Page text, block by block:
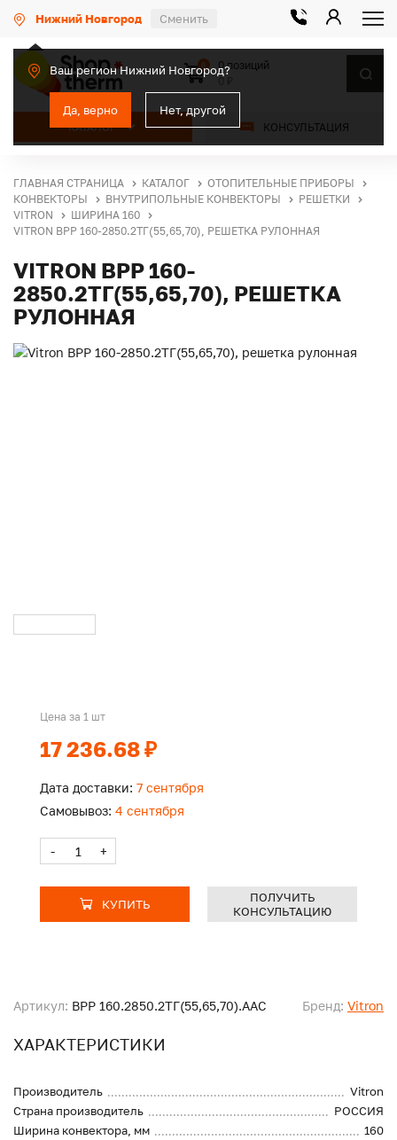
Нижний Новгород Сменить
Ваш регион Нижний Новгород?
Да, верно Нет, другой
КАТАЛОГ КОНСУЛЬТАЦИЯ
0
0 позиций
ГЛАВНАЯ СТРАНИЦА КАТАЛОГ
ОТОПИТЕЛЬНЫЕ ПРИБОРЫ
КОНВЕКТОРЫ
ВНУТРИПОЛЬНЫЕ КОНВЕКТОРЫ
РЕШЕТКИ
VITRON
ШИРИНА 160
VITRON ВРР 160-2850.2ТГ(55,65,70), РЕШЕТКА РУЛОННАЯ
VITRON ВРР 160-
2850.2ТГ(55,65,70), РЕШЕТКА
РУЛОННАЯ
Артикул: ВРР 160.2850.2ТГ(55,65,70).ААС Бренд: Vitron
ХАРАКТЕРИСТИКИ
Производитель
Vitron
Страна производитель
РОССИЯ
Ширина конвектора, мм
160
Цена за 1 шт
17 236.68 ₽
Дата доставки: 7 сентября
Самовывоз: 4 сентября
- +
КУПИТЬ
ПОЛУЧИТЬ
КОНСУЛЬТАЦИЮ